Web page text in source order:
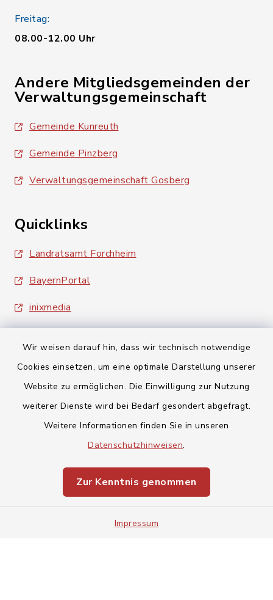
Wir weisen darauf hin, dass wir technisch notwendige
Cookies einsetzen, um eine optimale Darstellung unserer
Website zu ermöglichen. Die Einwilligung zur Nutzung
weiterer Dienste wird bei Bedarf gesondert abgefragt.
Weitere Informationen finden Sie in unseren
Datenschutzhinweisen.
Zur Kenntnis genommen
Impressum
Freitag:
08.00-12.00 Uhr
Andere Mitgliedsgemeinden der
Verwaltungsgemeinschaft
Gemeinde Kunreuth
Gemeinde Pinzberg
Verwaltungsgemeinschaft Gosberg
Quicklinks
Landratsamt Forchheim
BayernPortal
inixmedia
Barrierefreiheit
Sitemap